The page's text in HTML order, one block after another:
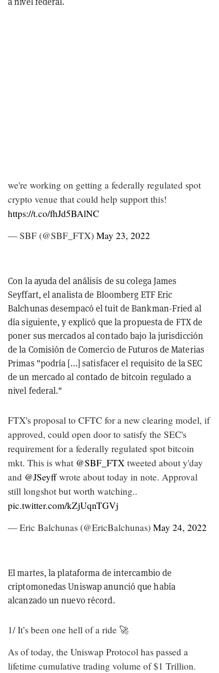
we're working on getting a federally regulated spot
crypto venue that could help support this!
https://t.co/fhJd5BAlNC
— SBF (@SBF_FTX) May 23, 2022
Con la ayuda del análisis de su colega James
Seyffart, el analista de Bloomberg ETF Eric
Balchunas desempacó el tuit de Bankman-Fried al
día siguiente, y explicó que la propuesta de FTX de
poner sus mercados al contado bajo la jurisdicción
de la Comisión de Comercio de Futuros de Materias
Primas "podría [...] satisfacer el requisito de la SEC
de un mercado al contado de bitcoin regulado a
nivel federal."
FTX's proposal to CFTC for a new clearing model, if
approved, could open door to satisfy the SEC's
requirement for a federally regulated spot bitcoin
mkt. This is what @SBF_FTX tweeted about y'day
and @JSeyffwrote about today in note. Approval
still longshot but worth watching..
pic.twitter.com/kZjUqnTGVj
— Eric Balchunas (@EricBalchunas) May 24, 2022
El martes, la plataforma de intercambio de
criptomonedas Uniswap anunció que había
alcanzado un nuevo récord.
1/ It’s been one hell of a ride 🚀
As of today, the Uniswap Protocol has passed a
lifetime cumulative trading volume of $1 Trillion.